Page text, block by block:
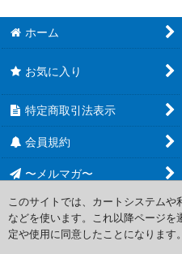
【LEDE】レガシー・オブ・デス
【PHNI】ファントム・ナイトメア
【AGOV】エイジ・オブ・オー
【DUNE】デュエリスト・ネクサス
【PHHY】フォトン・ハイパーノ
ホーム
お気に入り
特定商取引法表示
会員規約
〜メルマガ〜
Copyright (C) 2006-2017
このサイトでは、カートシステム
などを使います。これ以降ページ
定や使用に同意したことになります